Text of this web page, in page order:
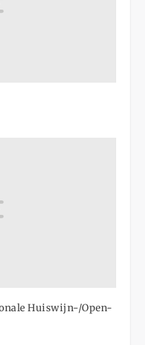
Huiswijn-/Open-